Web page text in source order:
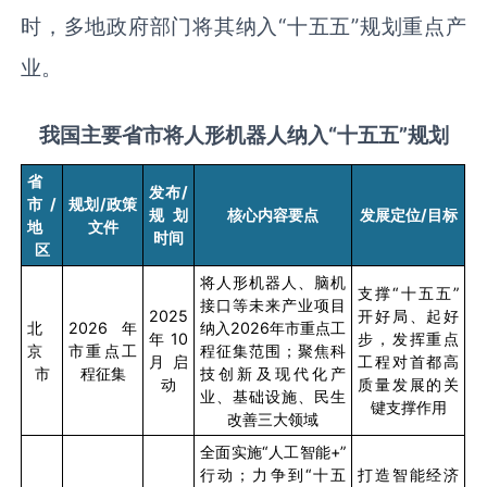
时，多地政府部门将其纳入“十五五”规划重点产
业。
我国主要省市将人形机器人纳入“十五五”规划
省
市 /
地
区
规划/政策
文件
发布/
规划
时间
核心内容要点 发展定位/目标
北
京
市
2026 年
市重点工
程征集
2025
年10
月启
动
将人形机器人、脑机
接口等未来产业项目
纳入 2026年市重点工
程征集范围；聚焦科
技创新及现代化产
业、基础设施、民生
改善三大领域
支撑“十五五”
开好局、起好
步，发挥重点
工程对首都高
质量发展的关
键支撑作用
全面实施“人工智能+”
行动；力争到“十五
打造智能经济